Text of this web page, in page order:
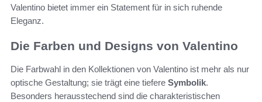
Valentino bietet immer ein Statement für in sich ruhende
Eleganz.
Die Farben und Designs von Valentino
Die Farbwahl in den Kollektionen von Valentino ist mehr als nur
optische Gestaltung; sie trägt eine tiefere Symbolik.
Besonders herausstechend sind die charakteristischen